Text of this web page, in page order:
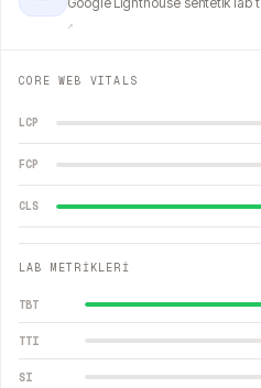
↗
CORE WEB VITALS
LCP
FCP
CLS
LAB METRİKLERİ
TBT
TTI
SI